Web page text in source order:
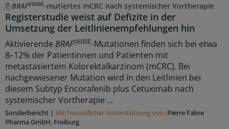
BRAFV600E-mutiertes mCRC nach systemischer Vortherapie
Registerstudie weist auf Defizite in der
Umsetzung der Leitlinienempfehlungen hin
Aktivierende BRAFV600E-Mutationen finden sich bei etwa
8–12% der Patientinnen und Patienten mit
metastasiertem Kolorektalkarzinom (mCRC). Bei
nachgewiesener Mutation wird in den Leitlinien bei
diesem Subtyp Encorafenib plus Cetuximab nach
systemischer Vortherapie ...
Sonderbericht | Mit freundlicher Unterstützung von: Pierre Fabre
Pharma GmbH, Freiburg